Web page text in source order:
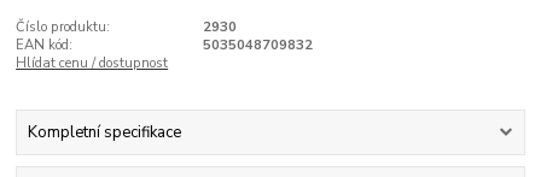
Číslo produktu:
2930
EAN kód:
5035048709832
Hlídat cenu / dostupnost
Kompletní specifikace